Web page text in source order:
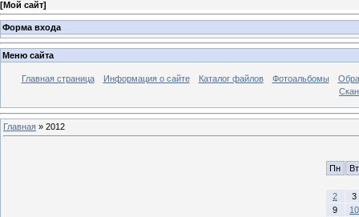
[Мой сайт]
Форма входа
Меню сайта
Главная страница Информация о сайте Каталог файлов Фотоальбомы
Главная » 2012
Пн Вт
2
3
9
10